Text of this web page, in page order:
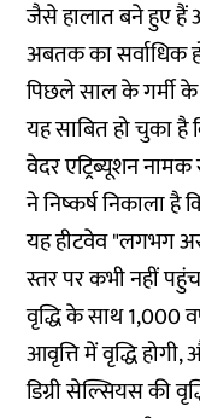
जैसे हालात बने हुए हैं
अबतक का सर्वाधिक
पिछले साल के गर्मी के
यह साबित हो चुका है
वेदर एट्रिब्यूशन
ने निष्कर्ष निकाला है
यह हीटवेव "लगभग
स्तर पर कभी नहीं
वृद्धि के साथ 1,000
आवृत्ति में वृद्धि
डिग्री सेल्सियस की